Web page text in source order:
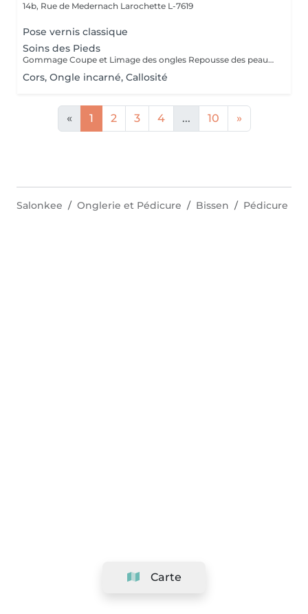
14b, Rue de Medernach Larochette L-7619
Pose vernis classique
Soins des Pieds
Gommage Coupe et Limage des ongles Repousse des peaux mortes Coupe des cuticules Massage des pieds Masque hydratant
Cors, Ongle incarné, Callosité
« 1 2 3 4 ... 10 »
Carte
Salonkee Onglerie et Pédicure Bissen Pédicure